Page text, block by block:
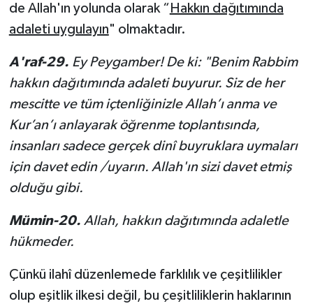
de Allah'ın yolunda olarak “ Hakkın dağıtımında
adaleti uygulayın" olmaktadır.
A'raf-29. Ey Peygamber! De ki: "Benim Rabbim
hakkın dağıtımında adaleti buyurur. Siz de her
mescitte ve tüm içtenliğinizle Allah’ı anma ve
Kur’an’ı anlayarak öğrenme toplantısında,
insanları sadece gerçek dinî buyruklara uymaları
için davet edin /uyarın. Allah'ın sizi davet etmiş
olduğu gibi.
Mümin-20. Allah, hakkın dağıtımında adaletle
hükmeder.
Çünkü ilahî düzenlemede farklılık ve çeşitlilikler
olup eşitlik ilkesi değil, bu çeşitliliklerin haklarının